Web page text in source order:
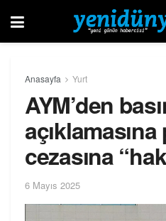
Anasayfa Yurt
AYM’den
cezasına
6 Mayıs 2025